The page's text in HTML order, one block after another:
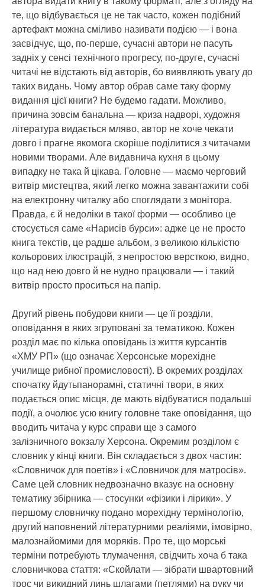
те, що відбувається це не так часто, кожен подібний
артефакт можна сміливо називати подією — і вона
засвідчує, що, по-перше, сучасні автори не пасуть
задніх у сенсі технічного прогресу, по-друге, сучасні
читачі не відстають від авторів, бо виявляють увагу до
таких видань. Чому автор обрав саме таку форму
видання цієї книги? Не будемо гадати. Можливо,
причина зовсім банальна — криза надворі, художня
література видається мляво, автор не хоче чекати
довго і прагне якомога скоріше поділитися з читачами
новими творами. Але видавнича кухня в цьому
випадку не така й цікава. Головне — маємо черговий
витвір мистецтва, який легко можна завантажити собі
на електронну читалку або споглядати з монітора.
Правда, є й недоліки в такої форми — особливо це
стосується саме «Нарисів бурси»: адже це не просто
книга текстів, це радше альбом, з великою кількістю
кольорових ілюстрацій, з непростою версткою, видно,
що над нею довго й не нудно працювали — і такий
витвір просто проситься на папір.
Другий рівень побудови книги — це її розділи,
оповідання в яких згруповані за тематикою. Кожен
розділ має по кілька оповідань із життя курсантів
«ХМУ РП» (що означає Херсонське морехідне
училище рибної промисловості). В окремих розділах
спочатку йдутьпанорамні, статичні твори, в яких
подається опис місця, де мають відбуватися подальші
події, а очолює усю книгу головне таке оповідання, що
вводить читача у курс справи ще з самого
залізничного вокзалу Херсона. Окремим розділом є
словник у кінці книги. Він складається з двох частин:
«Словничок для поетів» і «Словничок для матросів».
Саме цей словник недвозначно вказує на основну
тематику збірника — стосунки «фізики і лірики». У
першому словничку подано морехідну термінологію,
другий наповнений літературними реаліями, імовірно,
малознайомими для моряків. Про те, що морські
терміни потребують тлумачення, свідчить хоча б така
словничкова стаття: «Скойлати — зібрати швартовний
трос чи викидний линь шлагами (петлями) на руку чи